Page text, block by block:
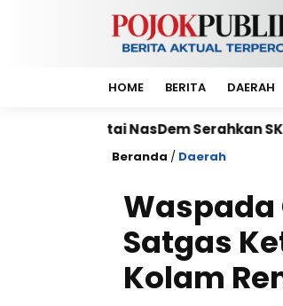
HOME BERITA DAERAH
Serahkan SK Kepengurusan
Beranda / Daerah
Satgas
Kolam